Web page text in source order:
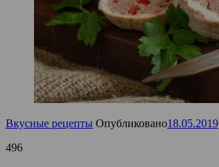
Вкусные рецепты Опубликовано18.05.2019
496